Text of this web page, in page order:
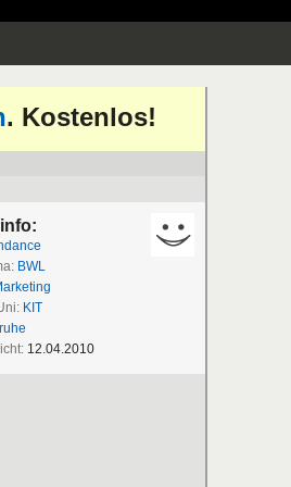
. Kostenlos!
BWL
KIT
12.04.2010